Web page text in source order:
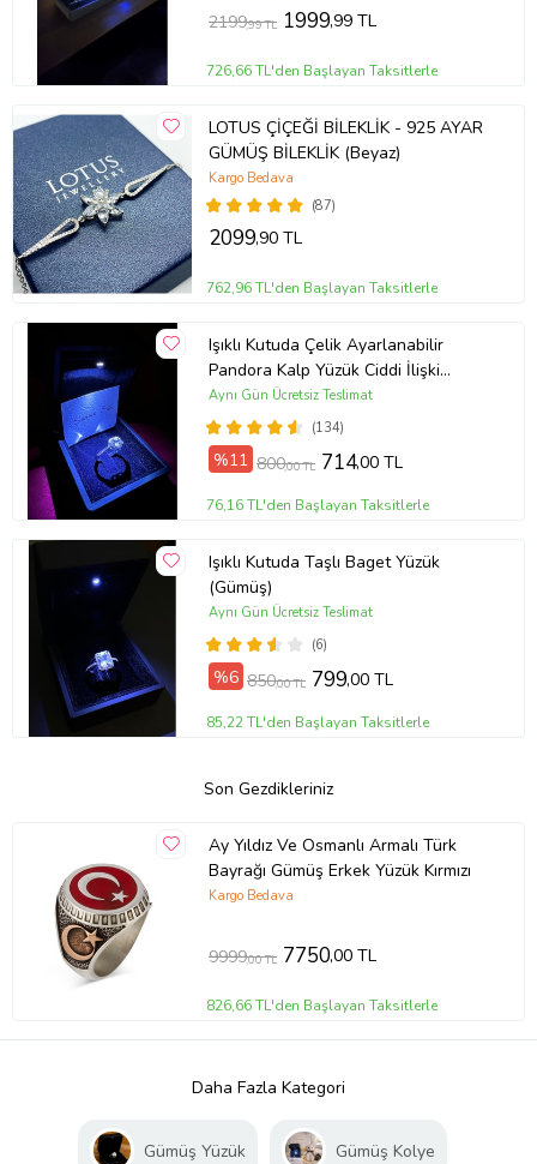
2199,99 TL 1999,99 TL
726,66 TL'den Başlayan Taksitlerle
LOTUS ÇİÇEĞİ BİLEKLİK - 925 AYAR
GÜMÜŞ BİLEKLİK (Beyaz)
(87)
Kargo Bedava
2099,90 TL
762,96 TL'den Başlayan Taksitlerle
Işıklı Kutuda Çelik Ayarlanabilir
Pandora Kalp Yüzük Ciddi İlişki
Yüzüğü (Gümüş)
(134)
Aynı Gün Ücretsiz Teslimat
%11 800,00 TL 714,00 TL
76,16 TL'den Başlayan Taksitlerle
Işıklı Kutuda Taşlı Baget Yüzük
(Gümüş)
(6)
Aynı Gün Ücretsiz Teslimat
%6 850,00 TL 799,00 TL
85,22 TL'den Başlayan Taksitlerle
Son Gezdikleriniz
Ay Yıldız Ve Osmanlı Armalı Türk
Bayrağı Gümüş Erkek Yüzük Kırmızı
Kargo Bedava
9999,00 TL 7750,00 TL
826,66 TL'den Başlayan Taksitlerle
Daha Fazla Kategori
Gümüş Yüzük Gümüş Kolye